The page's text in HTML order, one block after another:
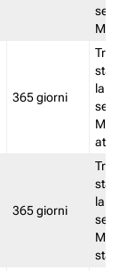
365 giorni
stata
la
365 giorni
stata
la
stato